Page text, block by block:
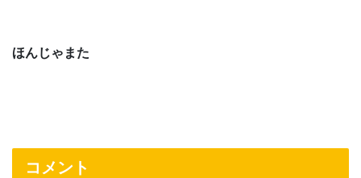
ほんじゃまた
コメント